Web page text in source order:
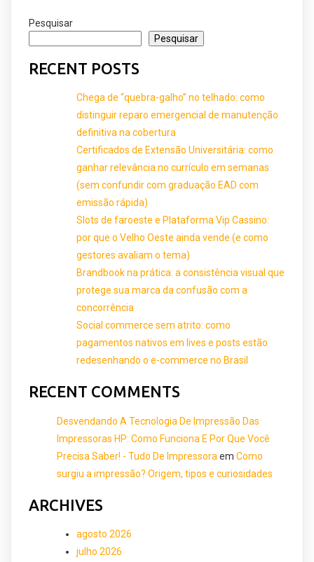
Pesquisar
Pesquisar
RECENT POSTS
Chega de “quebra-galho” no telhado: como
distinguir reparo emergencial de manutenção
definitiva na cobertura
Certificados de Extensão Universitária: como
ganhar relevância no currículo em semanas
(sem confundir com graduação EAD com
emissão rápida)
Slots de faroeste e Plataforma Vip Cassino:
por que o Velho Oeste ainda vende (e como
gestores avaliam o tema)
Brandbook na prática: a consistência visual que
protege sua marca da confusão com a
concorrência
Social commerce sem atrito: como
pagamentos nativos em lives e posts estão
redesenhando o e-commerce no Brasil
RECENT COMMENTS
Desvendando A Tecnologia De Impressão Das
Impressoras HP: Como Funciona E Por Que Você
Precisa Saber! - Tudo De Impressora em Como
surgiu a impressão? Origem, tipos e curiosidades
ARCHIVES
agosto 2026
julho 2026